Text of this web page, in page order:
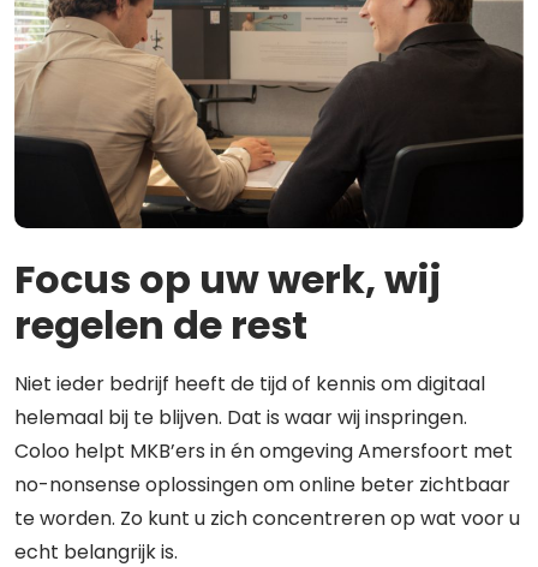
Focus op uw werk, wij
regelen de rest
Niet ieder bedrijf heeft de tijd of kennis om digitaal
helemaal bij te blijven. Dat is waar wij inspringen.
Coloo helpt MKB’ers in én omgeving Amersfoort met
no-nonsense oplossingen om online beter zichtbaar
te worden. Zo kunt u zich concentreren op wat voor u
echt belangrijk is.